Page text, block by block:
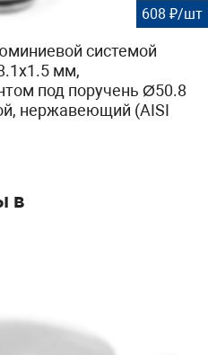
608 ₽/шт
системой
мм,
под поручень Ø50.8
нержавеющий (AISI
в